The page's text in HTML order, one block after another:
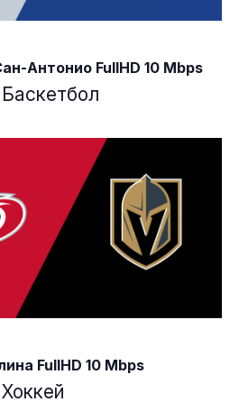
Антонио FullHD 10 Mbps
Баскетбол
FullHD 10 Mbps
Хоккей